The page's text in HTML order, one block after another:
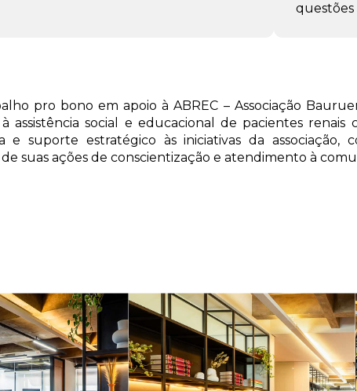
questões
pro bono em apoio à ABREC – Associação
assistência social e educacional de pacientes
e suporte estratégico às iniciativas da associação,
suas ações de conscientização e atendimento à